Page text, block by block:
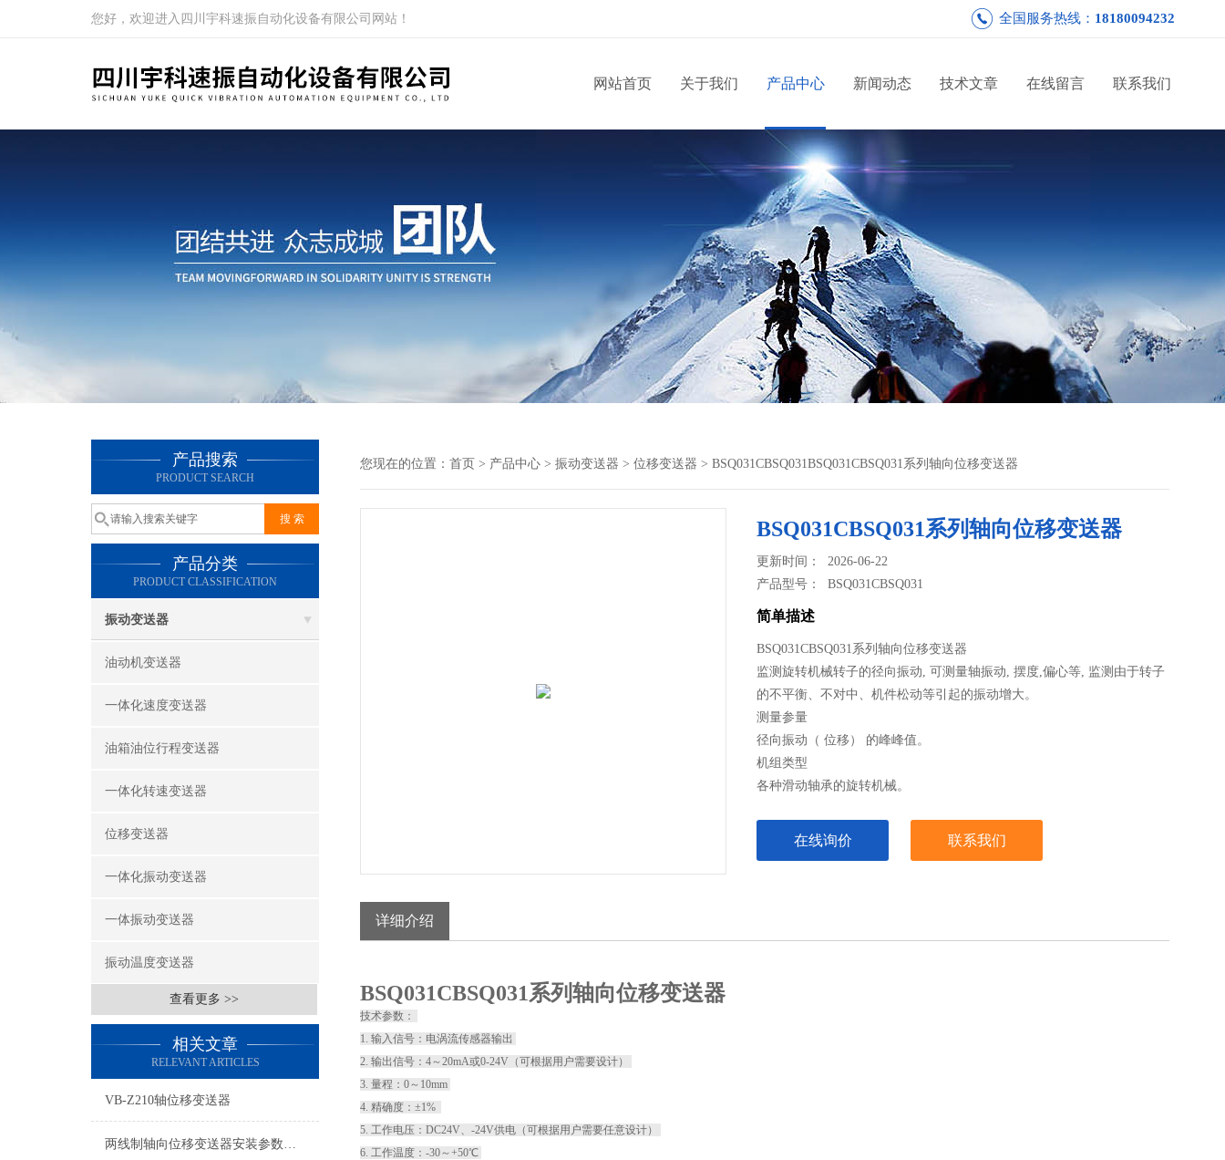
您好，欢迎进入四川宇科速振自动化设备有限公司网站！ 全国服务热线： 18180094232
网站首页 关于我们 产品中心 新闻动态 技术文章 在线留言 联系我们
产品搜索
PRODUCT SEARCH
产品分类
PRODUCT CLASSIFICATION
振动变送器
油动机变送器
一体化速度变送器
油箱油位行程变送器
一体化转速变送器
位移变送器
一体化振动变送器
一体振动变送器
振动温度变送器
查看更多 >>
相关文章
RELEVANT ARTICLES
VB-Z210轴位移变送器
两线制轴向位移变送器安装参数说明
您现在的位置： 首页 > 产品中心 > 振动变送器 > 位移变送器 > BSQ031CBSQ031BSQ031CBSQ031系列轴向位移变送器
BSQ031CBSQ031系列轴向位移变送器
更新时间： 2026-06-22
产品型号：BSQ031CBSQ031
简单描述
BSQ031CBSQ031系列轴向位移变送器
监测旋转机械转子的径向振动, 可测量轴振动, 摆度,偏心等, 监测由于转子
的不平衡、不对中、机件松动等引起的振动增大。
测量参量
径向振动（ 位移） 的峰峰值。
机组类型
各种滑动轴承的旋转机械。
在线询价 联系我们
详细介绍
BSQ031CBSQ031系列轴向位移变送器
技术参数：
1. 输入信号：电涡流传感器输出
2. 输出信号：4～20mA或0-24V（可根据用户需要设计）
3. 量程：0～10mm
4. 精确度：±1%
5. 工作电压：DC24V、-24V供电（可根据用户需要任意设计）
6. 工作温度：-30～+50℃